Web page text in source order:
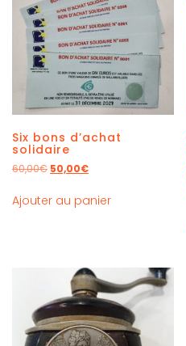
Six bons d’achat
solidaire
60,00€ 50,00€
Ajouter au panier